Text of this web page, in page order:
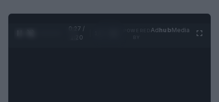
0:28 /
1:20
AdhubMedia